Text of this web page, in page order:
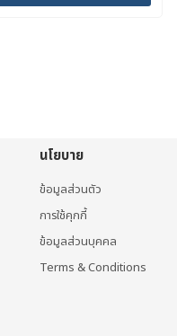
นโยบาย
ข้อมูลส่วนตัว
การใช้คุกกี้
ข้อมูลส่วนบุคคล
Terms & Conditions